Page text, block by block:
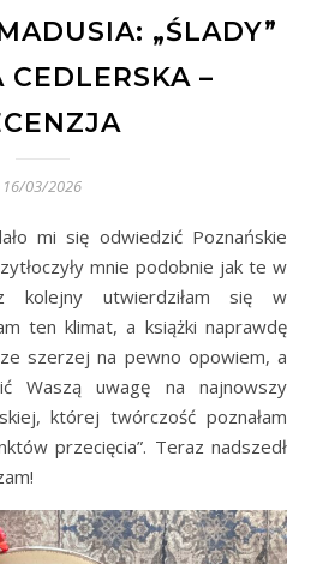
„ŚLADY”
CEDLERSKA –
16/03/2026
mnie podobnie jak te w
utwierdziłam się w
ten klimat, a książki naprawdę
szerzej na pewno opowiem, a
Waszą uwagę na najnowszy
której twórczość poznałam
przecięcia”. Teraz nadszedł